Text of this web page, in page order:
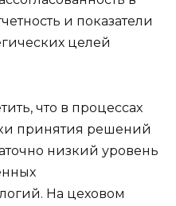
и показатели
целей
что в процессах
принятия решений
низкий уровень
На цеховом